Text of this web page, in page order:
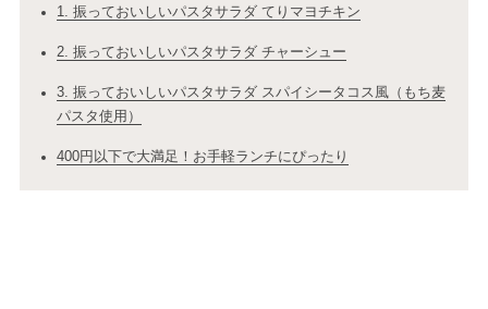
1. 振っておいしいパスタサラダ てりマヨチキン
2. 振っておいしいパスタサラダ チャーシュー
3. 振っておいしいパスタサラダ スパイシータコス風（もち麦
パスタ使用）
400円以下で大満足！お手軽ランチにぴったり